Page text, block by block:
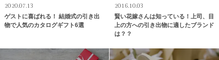
2020.07.13
ゲストに喜ばれる！ 結婚式の引き出
物で人気のカタログギフト6選
2016.10.03
賢い花嫁さんは知っている！上司、目
上の方への引き出物に適したブランド
は？？